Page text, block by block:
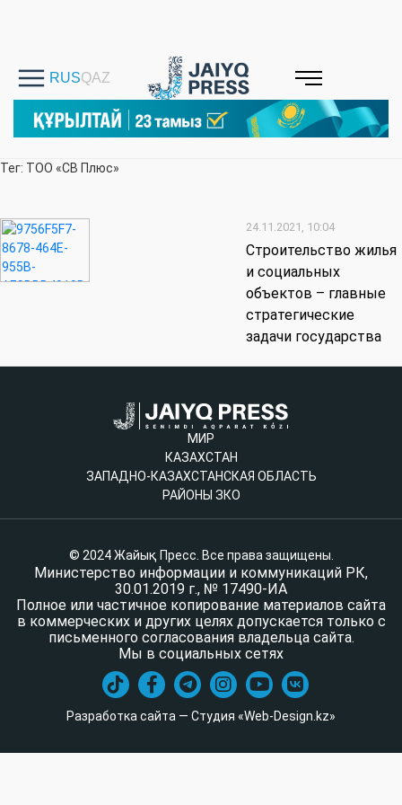
Тег: ТОО «СВ Плюс»
24.11.2021, 10:04
Строительство жилья
и социальных
объектов – главные
стратегические
задачи государства
МИР
КАЗАХСТАН
ЗАПАДНО-КАЗАХСТАНСКАЯ ОБЛАСТЬ
РАЙОНЫ ЗКО
© 2024 Жайық Пресс. Все права защищены.
Министерство информации и коммуникаций РК,
30.01.2019 г., № 17490-ИА
Полное или частичное копирование материалов сайта
в коммерческих и других целях допускается только с
письменного согласования владельца сайта.
Мы в социальных сетях
Разработка сайта — Студия «Web-Design.kz»